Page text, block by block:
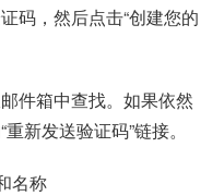
码，然后点击“创建您的
件箱中查找。如果依然
新发送验证码”链接。
名称